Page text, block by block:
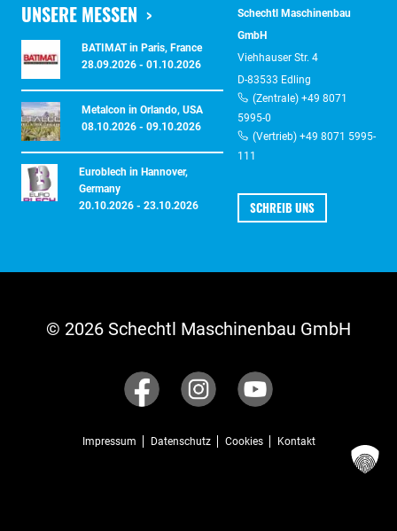
UNSERE MESSEN
BATIMAT in Paris, France
28.09.2026 - 01.10.2026
Metalcon in Orlando, USA
08.10.2026 - 09.10.2026
Euroblech in Hannover,
Germany
20.10.2026 - 23.10.2026
Schechtl Maschinenbau
GmbH
Viehhauser Str. 4
D-83533 Edling
(Zentrale) +49 8071
5995-0
(Vertrieb) +49 8071 5995-
111
SCHREIB UNS
© 2026 Schechtl Maschinenbau GmbH
Impressum Datenschutz Cookies Kontakt